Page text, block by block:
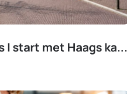
I start met Haags ka...